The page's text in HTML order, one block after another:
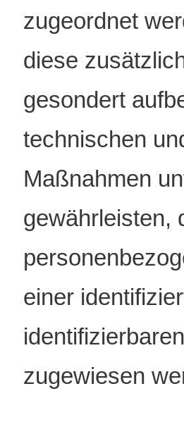
zugeordnet
diese
gesondert
technischen
Maßnahmen
gewährleisten,
einer
zugewiesen